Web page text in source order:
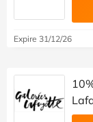
Expire 31/12/26